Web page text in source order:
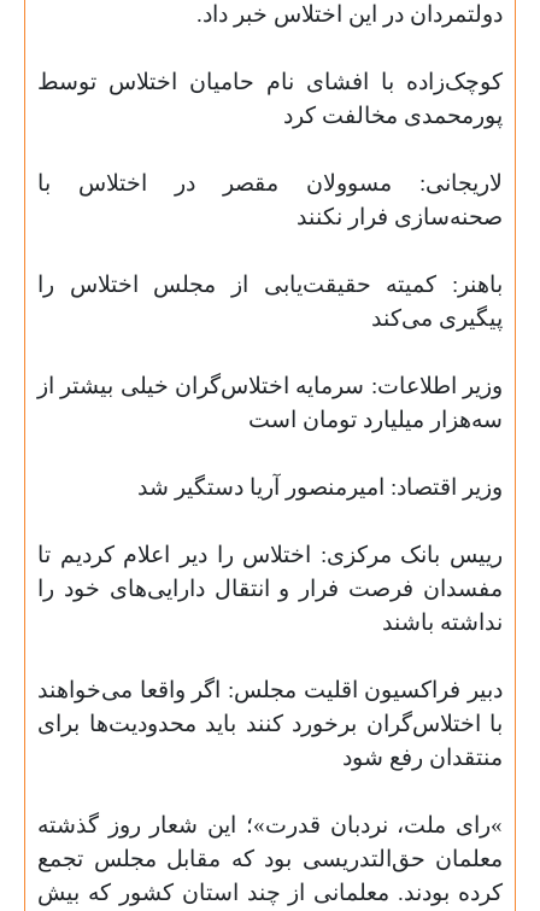
دولتمردان در این اختلاس خبر داد.
کوچک‌زاده با افشای نام حامیان اختلاس توسط
پورمحمدی مخالفت کرد
لاریجانی: مسوولان مقصر در اختلاس با
صحنه‌سازی فرار نکنند
باهنر: کمیته حقیقت‌یابی از مجلس اختلاس را
پیگیری می‌کند
وزیر اطلاعات: سرمایه اختلاس‌گران خیلی بیشتر از
سه‌هزار میلیارد تومان است
وزیر اقتصاد: امیرمنصور آریا دستگیر شد
رییس بانک مرکزی: اختلاس را دیر اعلام کردیم تا
مفسدان فرصت فرار و انتقال دارایی‌های خود را
نداشته باشند
دبیر فراکسیون اقلیت مجلس: اگر واقعا می‌خواهند
با اختلاس‌گران برخورد کنند باید محدودیت‌ها برای
منتقدان رفع شود
«رای ملت، نردبان قدرت»؛ این شعار روز گذشته
معلمان حق‌التدریسی بود که مقابل مجلس تجمع
کرده بودند. معلمانی از چند استان کشور که بیش